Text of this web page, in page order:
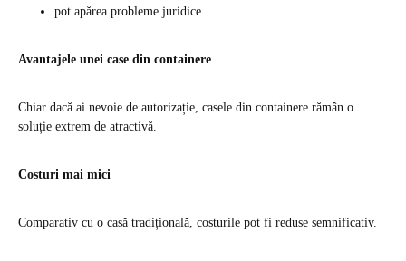
pot apărea probleme juridice.
Avantajele unei case din containere
Chiar dacă ai nevoie de autorizație, casele din containere rămân o
soluție extrem de atractivă.
Costuri mai mici
Comparativ cu o casă tradițională, costurile pot fi reduse semnificativ.